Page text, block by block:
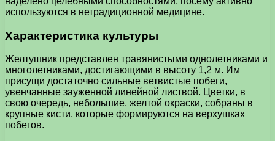
используются в нетрадиционной медицине.
Характеристика культуры
Желтушник представлен травянистыми однолетниками и
многолетниками, достигающими в высоту 1,2 м. Им
присущи достаточно сильные ветвистые побеги,
увенчанные зауженной линейной листвой. Цветки, в
свою очередь, небольшие, желтой окраски, собраны в
крупные кисти, которые формируются на верхушках
побегов.